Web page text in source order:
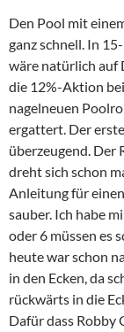
Den Pool mit
ganz schnell. In
wäre natürlich auf
die 12%-Aktion bei
nagelneuen
ergattert. Der
überzeugend. Der
dreht sich schon
Anleitung für
sauber. Ich habe
oder 6 müssen es
heute war schon
in den Ecken, da
rückwärts in die
Dafür dass Robby